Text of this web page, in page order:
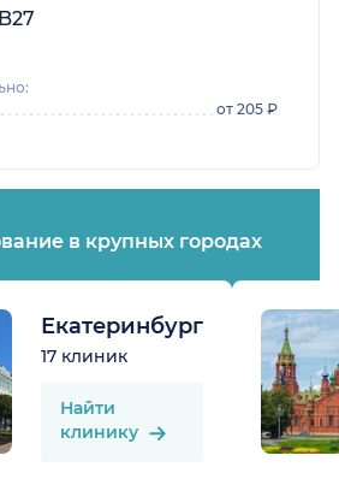
от 205 ₽
в крупных городах
Екатеринбург
17 клиник
Найти
клинику